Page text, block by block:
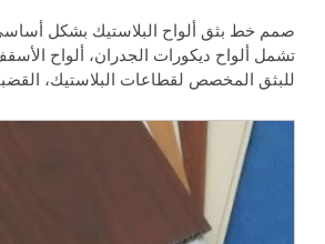
تشمل ألواح ديكورات الجدران، ألواح
للبثق المخصص لقطاعات البلاستيك،